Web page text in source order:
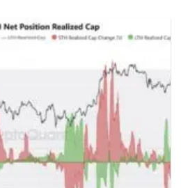
của SEC đối với...